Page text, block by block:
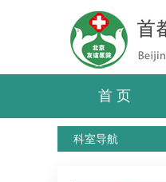
首 页
科室导航